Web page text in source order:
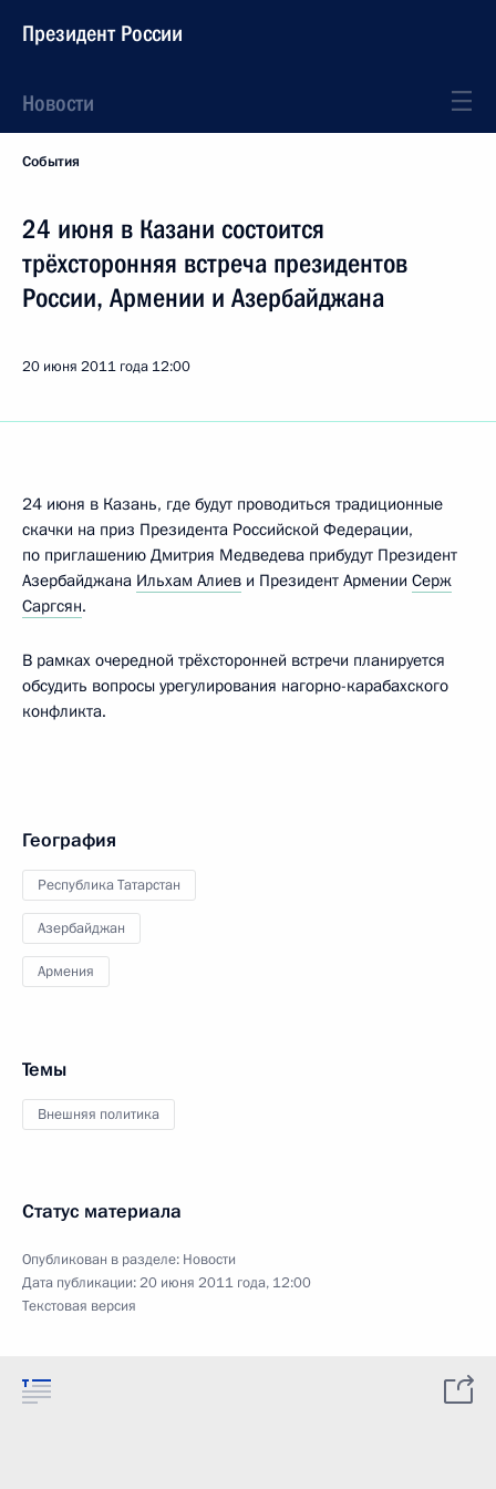
Президент России
Новости
События
24 июня в Казани состоится
трёхсторонняя встреча президентов
России, Армении и Азербайджана
20 июня 2011 года 12:00
24 июня в Казань, где будут проводиться традиционные
скачки на приз Президента Российской Федерации,
по приглашению Дмитрия Медведева прибудут Президент
Азербайджана Ильхам Алиев и Президент Армении Серж
Саргсян.
В рамках очередной трёхсторонней встречи планируется
обсудить вопросы урегулирования нагорно-карабахского
конфликта.
География
Республика Татарстан
Азербайджан
Армения
Темы
Внешняя политика
Статус материала
Опубликован в разделе: Новости
Дата публикации:20 июня 2011 года, 12:00
Текстовая версия